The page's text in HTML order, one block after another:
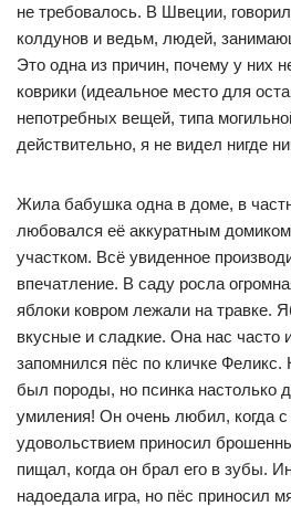
не требовалось. В Швеции,
колдунов и ведьм, людей,
Это одна из причин, почему у них
коврики (идеальное место для
непотребных вещей, типа
действительно, я не видел нигде
Жила бабушка одна в доме, в
любовался её аккуратным
участком. Всё увиденное
впечатление. В саду росла
яблоки ковром лежали на травке.
вкусные и сладкие. Она нас
запомнился пёс по кличке Феликс.
был породы, но псинка настолько
умиления! Он очень любил, когда с
удовольствием приносил
пищал, когда он брал его в зубы.
надоедала игра, но пёс приносил